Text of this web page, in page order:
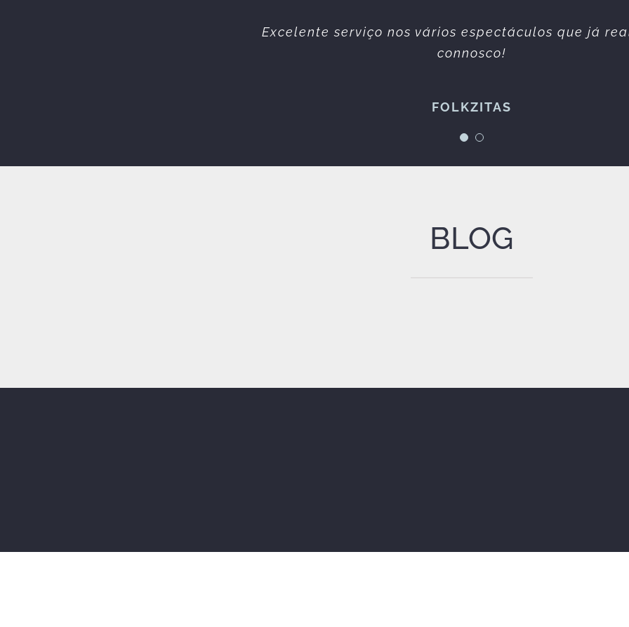
Excelente serviço nos vários espectáculos que já
connosco!
FOLKZITAS
Equipa simpática e profissional. Sempre prestáveis.
serviços prestados sempre da melhor
Espetáculos à Maneira
BLOG